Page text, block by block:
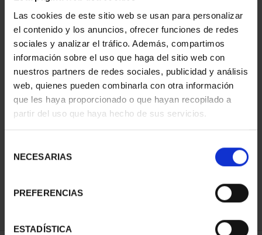
Las cookies de este sitio web se usan para personalizar
el contenido y los anuncios, ofrecer funciones de redes
sociales y analizar el tráfico. Además, compartimos
información sobre el uso que haga del sitio web con
nuestros partners de redes sociales, publicidad y análisis
web, quienes pueden combinarla con otra información
que les haya proporcionado o que hayan recopilado a
partir del uso que haya hecho de sus servicios.
NECESARIAS
PREFERENCIAS
ESTADÍSTICA
CIUDADES PATRIMONIO
DE LA HUMANIDAD
1.095,00 €